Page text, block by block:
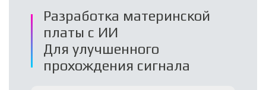
Разработка материнской
платы с ИИ
Для улучшенного
прохождения сигнала